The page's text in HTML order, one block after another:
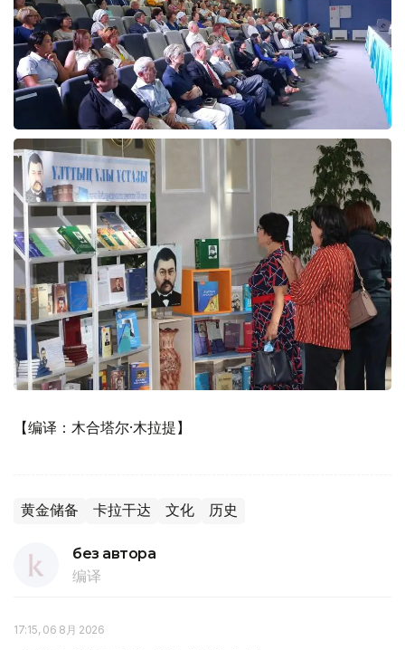
【编译：木合塔尔·木拉提】
黄金储备 卡拉干达 文化 历史
без автора
编译
17:15, 06 8月 2026